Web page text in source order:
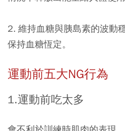
2. 維持血糖與胰島素的波動
保持血糖恆定。
運動前五大NG行為
1.運動前吃太多